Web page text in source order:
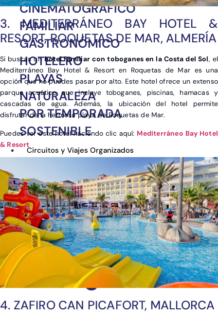
CINEMATOGRÁFICO
FAMILIAR
GASTRONÓMICO
HOTELERO
PLAYAS
NATURALEZA
POR TEMPORADA
SOSTENIBLE
Circuitos y Viajes Organizados
3. MEDITERRÁNEO BAY HOTEL &
RESORT, ROQUETAS DE MAR, ALMERÍA
Si buscas unhotel familiar con toboganes en la Costa del Sol, el
Mediterráneo Bay Hotel & Resort en Roquetas de Mar es una
opción que no puedes pasar por alto. Este hotel ofrece un extenso
parque acuático que incluye toboganes, piscinas, hamacas y
cascadas de agua. Además, la ubicación del hotel permite
disfrutar de la hermosa playa de Roquetas de Mar.
Puedes ver este hotel haciendo clic aquí: Mediterráneo Bay Hotel
& Resort
4. ZAFIRO CAN PICAFORT, MALLORCA